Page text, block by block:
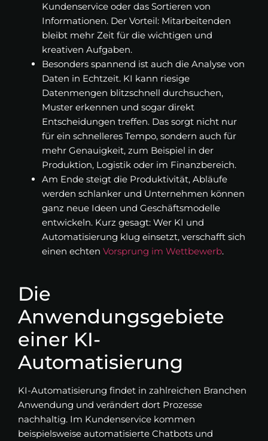
Kundenservice oder das Sortieren von
Informationen. Der Vorteil: Mitarbeitenden
bleibt mehr Zeit für die wichtigen und
kreativen Aufgaben.
Besonders spannend ist auch die Analyse von
Daten in Echtzeit. KI kann riesige
Datenmengen blitzschnell durchsuchen,
Muster erkennen und sogar direkt
Entscheidungen treffen. Das sorgt nicht nur
für ein schnelleres Tempo, sondern auch für
mehr Genauigkeit, zum Beispiel in der
Produktion, Logistik oder im Finanzbereich.
Am Ende steigt die Produktivität, Abläufe
werden schlanker und Unternehmen können
ganz neue Ideen und Geschäftsmodelle
entwickeln. Kurz gesagt: Wer KI und
Automatisierung klug einsetzt, verschafft sich
einen echten Vorsprung im Wettbewerb.
Die
Anwendungsgebiete
einer KI-
Automatisierung
KI-Automatisierung findet in zahlreichen Branchen
Anwendung und verändert dort Prozesse
nachhaltig. Im Kundenservice kommen
beispielsweise automatisierte Chatbots und